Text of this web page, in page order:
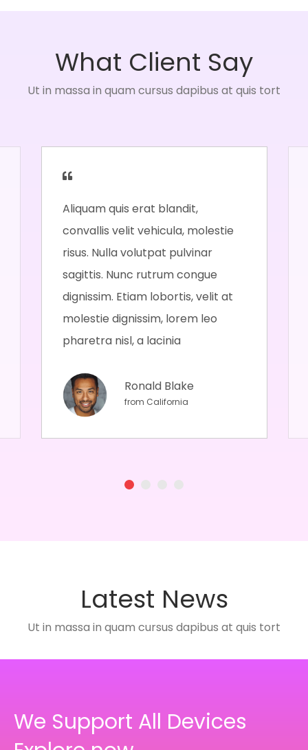
What Client Say
Ut in massa in quam cursus dapibus at quis tort
Aliquam quis erat blandit,
convallis velit vehicula, molestie
risus. Nulla volutpat pulvinar
sagittis. Nunc rutrum congue
dignissim. Etiam lobortis, velit at
molestie dignissim, lorem leo
pharetra nisl, a lacinia
Ronald Blake
from California
Latest News
Ut in massa in quam cursus dapibus at quis tort
We Support All Devices